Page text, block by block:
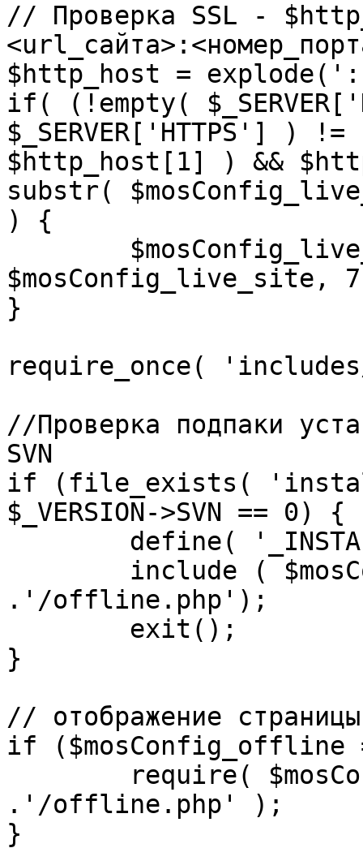
// Проверка SSL -
$http_host = explode(':',
if( (!empty(
$_SERVER['HTTPS']
$http_host[1] ) &&
substr(
) {
$mosConfig_live_site,
}
require_once(
//Проверка подпаки
SVN
if (file_exists(
$_VERSION->SVN == 0) {
.'/offline.php');
}
// отображение
if ($mosConfig_offline
.'/offline.php' );
}